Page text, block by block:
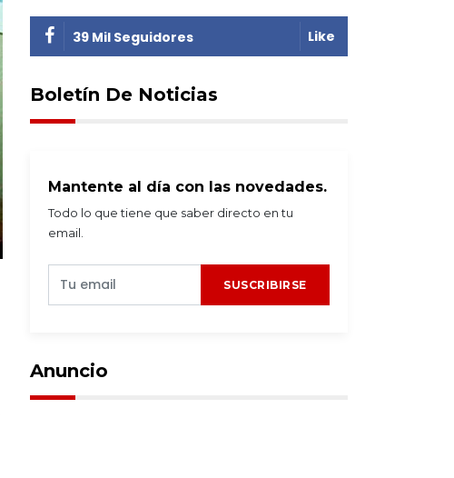
39 Mil Seguidores Like
Boletín De Noticias
Mantente al día con las novedades.
Todo lo que tiene que saber directo en tu
email.
SUSCRIBIRSE
Anuncio